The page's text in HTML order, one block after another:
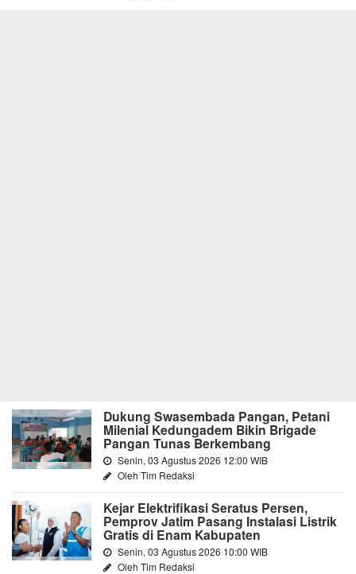
Dukung Swasembada Pangan, Petani
Milenial Kedungadem Bikin Brigade
Pangan Tunas Berkembang
Senin, 03 Agustus 2026 12:00 WIB
Oleh Tim Redaksi
Kejar Elektrifikasi Seratus Persen,
Pemprov Jatim Pasang Instalasi Listrik
Gratis di Enam Kabupaten
Senin, 03 Agustus 2026 10:00 WIB
Oleh Tim Redaksi